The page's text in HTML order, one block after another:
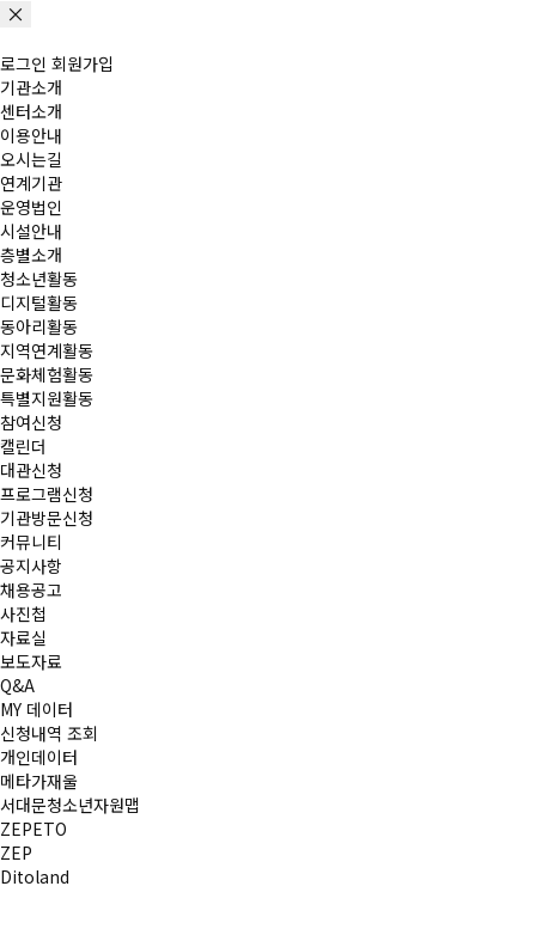
로그인 회원가입
기관소개
센터소개
이용안내
오시는길
연계기관
운영법인
시설안내
층별소개
청소년활동
디지털활동
동아리활동
지역연계활동
문화체험활동
특별지원활동
참여신청
캘린더
대관신청
프로그램신청
기관방문신청
커뮤니티
공지사항
채용공고
사진첩
자료실
보도자료
Q&A
MY 데이터
신청내역 조회
개인데이터
메타가재울
서대문청소년자원맵
ZEPETO
ZEP
Ditoland